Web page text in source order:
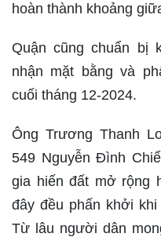
hoàn thành khoảng
Quận cũng chuẩn bị
nhận mặt bằng và
cuối tháng 12-2024.
Ông Trương Thanh
549 Nguyễn Đình
gia hiến đất mở rộng
đây đều phấn khởi
Từ lâu người dân